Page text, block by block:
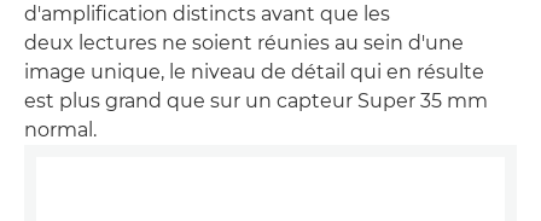
d'amplification distincts avant que les
deux lectures ne soient réunies au sein d'une
image unique, le niveau de détail qui en résulte
est plus grand que sur un capteur Super 35 mm
normal.